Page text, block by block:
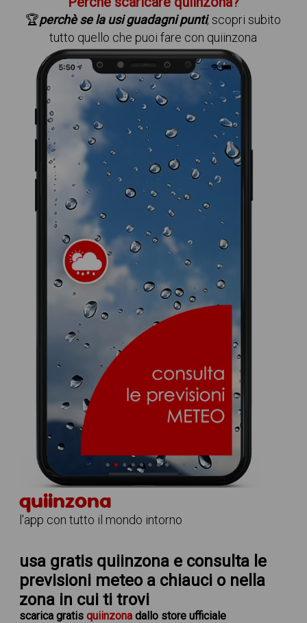
🏆perchè se la usi guadagni punti, scopri subito
tutto quello che puoi fare con quiinzona
quiinzona
l'app con tutto il mondo intorno
usa gratis quiinzona e consulta le
previsioni meteo a chiaucio nella
zona in cui ti trovi
scarica gratis quiinzonadallo store ufficiale